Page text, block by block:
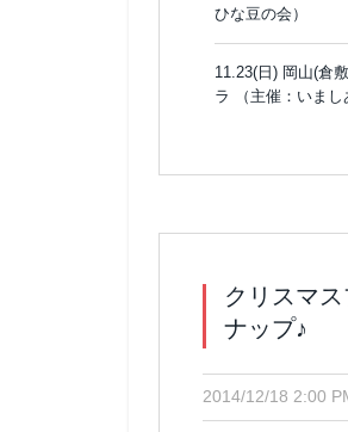
ひな豆の会）
11.23(日) 岡山(倉
ラ （主催：いまし
クリスマ
ナップ♪
2014/12/18 2:00